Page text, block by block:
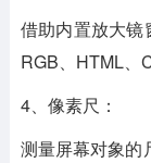
借助内置放大镜
RGB、HTML、
4、像素尺：
测量屏幕对象的